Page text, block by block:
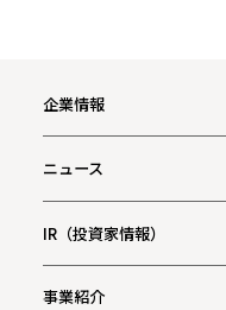
企業情報
ニュース
IR（投資家情報）
事業紹介